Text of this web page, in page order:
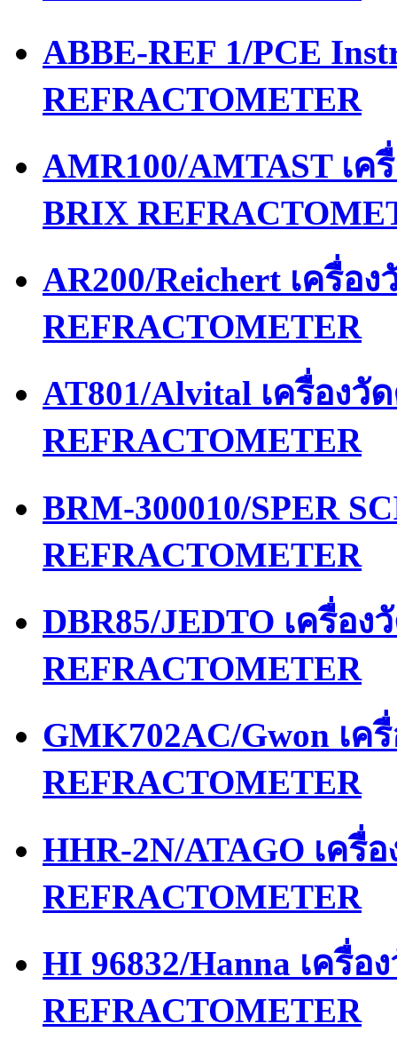
ABBE-REF 1/PCE
REFRACTOMETER
AMR100/AMTAST เ
BRIX
AR200/Reichert เครื่อ
REFRACTOMETER
AT801/Alvital เครื่องวั
REFRACTOMETER
BRM-300010/SPER
REFRACTOMETER
DBR85/JEDTO เครื่อ
REFRACTOMETER
GMK702AC/Gwon เ
REFRACTOMETER
HHR-2N/ATAGO เครื่
REFRACTOMETER
HI 96832/Hanna เครื่
REFRACTOMETER